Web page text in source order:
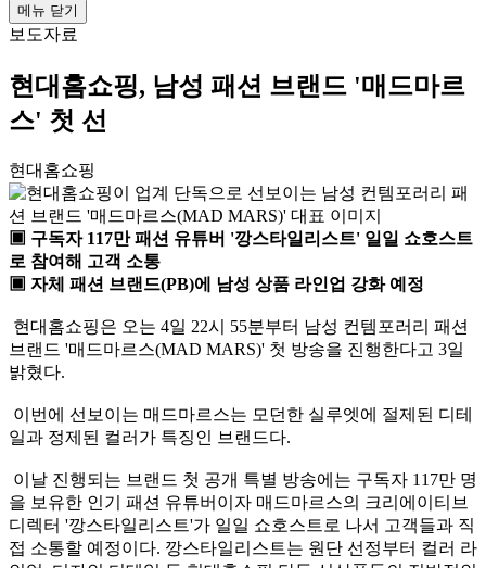
메뉴 닫기
보도자료
현대홈쇼핑, 남성 패션 브랜드 '매드마르
스' 첫 선
현대홈쇼핑
▣ 구독자 117만 패션 유튜버 '깡스타일리스트' 일일 쇼호스트
로 참여해 고객 소통
▣ 자체 패션 브랜드(PB)에 남성 상품 라인업 강화 예정
현대홈쇼핑은 오는 4일 22시 55분부터 남성 컨템포러리 패션
브랜드 '매드마르스(MAD MARS)' 첫 방송을 진행한다고 3일
밝혔다.
이번에 선보이는 매드마르스는 모던한 실루엣에 절제된 디테
일과 정제된 컬러가 특징인 브랜드다.
이날 진행되는 브랜드 첫 공개 특별 방송에는 구독자 117만 명
을 보유한 인기 패션 유튜버이자 매드마르스의 크리에이티브
디렉터 '깡스타일리스트'가 일일 쇼호스트로 나서 고객들과 직
접 소통할 예정이다. 깡스타일리스트는 원단 선정부터 컬러 라